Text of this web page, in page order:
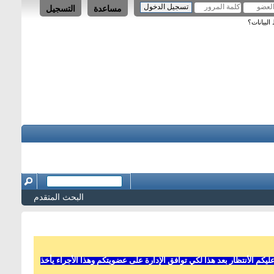
التسجيل مساعدة
البحث المتقدم
بعد هذا لكي توافق الإدارة على عضويتكم وهذا الأجراء يأخذ